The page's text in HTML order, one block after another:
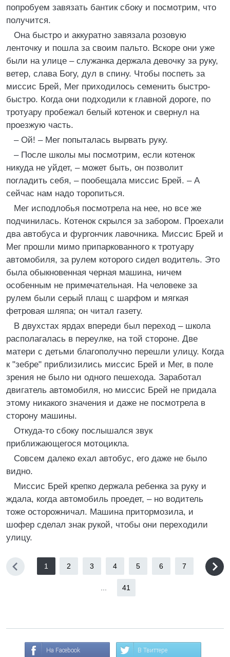
попробуем завязать бантик сбоку и посмотрим, что
получится.
Она быстро и аккуратно завязала розовую
ленточку и пошла за своим пальто. Вскоре они уже
были на улице – служанка держала девочку за руку,
ветер, слава Богу, дул в спину. Чтобы поспеть за
миссис Брей, Мег приходилось семенить быстро-
быстро. Когда они подходили к главной дороге, по
тротуару пробежал белый котенок и свернул на
проезжую часть.
– Ой! – Мег попыталась вырвать руку.
– После школы мы посмотрим, если котенок
никуда не уйдет, – может быть, он позволит
погладить себя, – пообещала миссис Брей. – А
сейчас нам надо торопиться.
Мег исподлобья посмотрела на нее, но все же
подчинилась. Котенок скрылся за забором. Проехали
два автобуса и фургончик лавочника. Миссис Брей и
Мег прошли мимо припаркованного к тротуару
автомобиля, за рулем которого сидел водитель. Это
была обыкновенная черная машина, ничем
особенным не примечательная. На человеке за
рулем были серый плащ с шарфом и мягкая
фетровая шляпа; он читал газету.
В двухстах ярдах впереди был переход – школа
располагалась в переулке, на той стороне. Две
матери с детьми благополучно перешли улицу. Когда
к "зебре" приблизились миссис Брей и Мег, в поле
зрения не было ни одного пешехода. Заработал
двигатель автомобиля, но миссис Брей не придала
этому никакого значения и даже не посмотрела в
сторону машины.
Откуда-то сбоку послышался звук
приближающегося мотоцикла.
Совсем далеко ехал автобус, его даже не было
видно.
Миссис Брей крепко держала ребенка за руку и
ждала, когда автомобиль проедет, – но водитель
тоже осторожничал. Машина притормозила, и
шофер сделал знак рукой, чтобы они переходили
улицу.
1 2 3 4 5 6 7
41
На Facebook В Твиттере